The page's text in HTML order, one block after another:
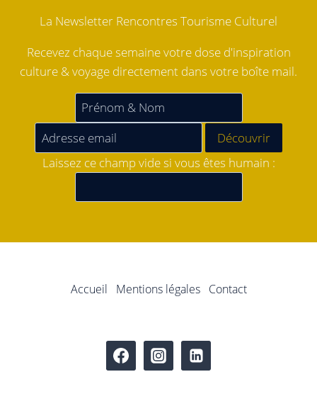
La Newsletter Rencontres Tourisme Culturel
Recevez chaque semaine votre dose d'inspiration
culture & voyage directement dans votre boîte mail.
Laissez ce champ vide si vous êtes humain :
Accueil Mentions légales Contact